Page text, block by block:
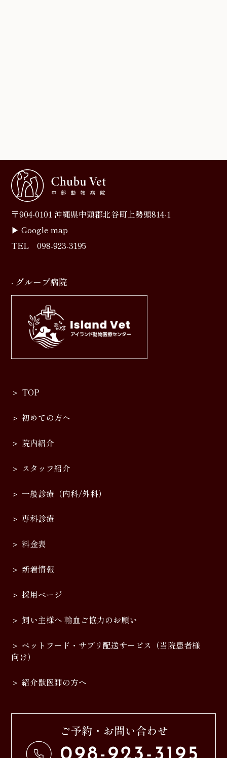
〒904-0101 沖縄県中頭郡北谷町上勢頭814-1
▶︎Google map
TEL098-923-3195
- グループ病院
TOP
初めての方へ
院内紹介
スタッフ紹介
一般診療（内科/外科）
専科診療
料金表
新着情報
採用ページ
飼い主様へ 輸血ご協力のお願い
ペットフード・サプリ配送サービス（当院患者様
向け）
紹介獣医師の方へ